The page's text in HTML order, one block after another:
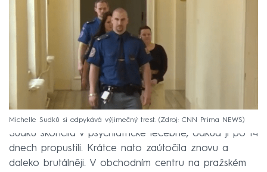
Michelle Sudků si odpykává výjimečný trest. Zdroj: CNN Prima NEWS
Sudků skončila v psychiatrické léčebně, odkud ji po 14
dnech propustili. Krátce nato zaútočila znovu a
daleko brutálněji. V obchodním centru na pražském